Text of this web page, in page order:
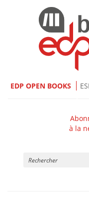
EDP OPEN BOOKS
à la